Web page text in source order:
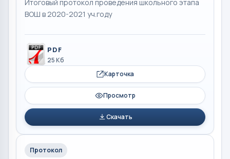
Итоговый протокол проведения школьного этапа
ВОШ в 2020-2021 уч.году
PDF
25 Кб
Карточка
Просмотр
Скачать
Протокол